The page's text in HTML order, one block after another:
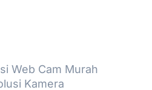
Web Cam Murah
Kamera